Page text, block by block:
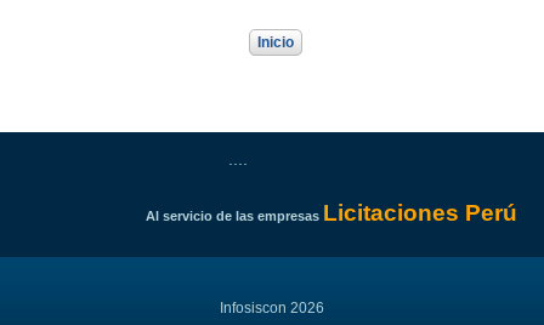
Inicio
Al servicio de las empresas Licitaciones Perú
Infosiscon 2026